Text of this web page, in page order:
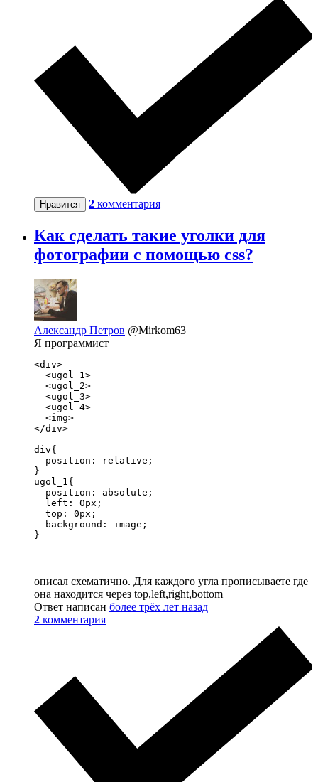
Нравится 2 комментария
Как сделать такие уголки для
фотографии с помощью css?
Александр Петров @Mirkom63
Я программист
<div>
  <ugol_1>
  <ugol_2>
  <ugol_3>
  <ugol_4>
  <img>
</div>
div{
  position: relative;
}
ugol_1{
  position: absolute;
  left: 0px;
  top: 0px;
  background: image;
}
описал схематично. Для каждого угла прописываете где
она находится через top,left,right,bottom
Ответ написан более трёх лет назад
2 комментария